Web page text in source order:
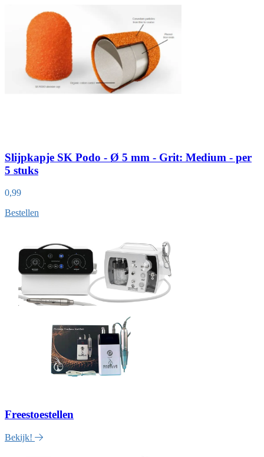
Slijpkapje SK Podo - Ø 5 mm - Grit: Medium - per
5 stuks
0,99
Bestellen
Freestoestellen
Bekijk!